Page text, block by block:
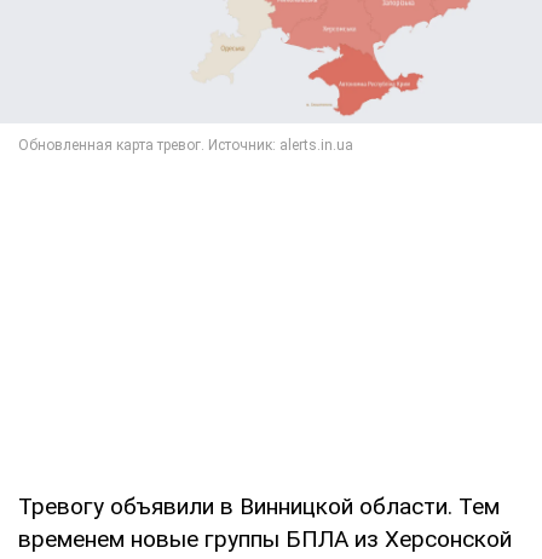
Тревогу объявили в Винницкой области. Тем
временем новые группы БПЛА из Херсонской